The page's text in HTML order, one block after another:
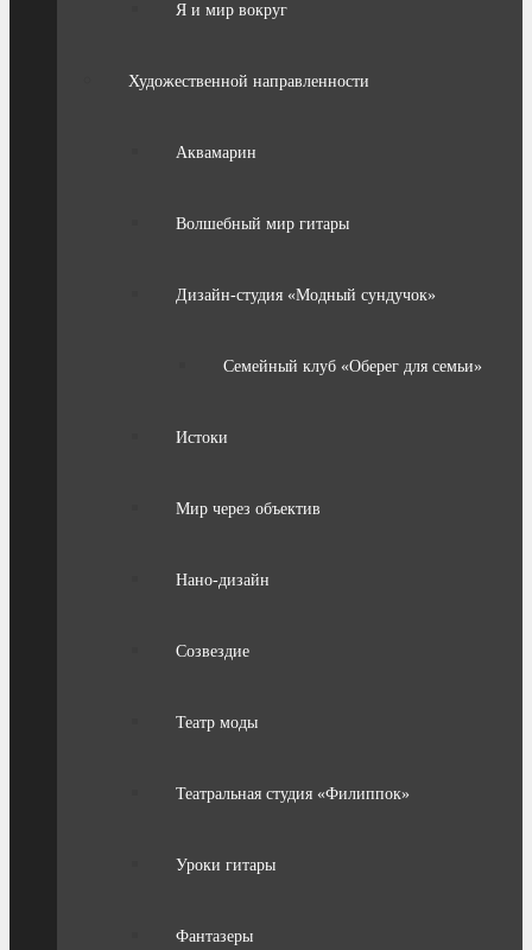
Я и мир вокруг
Художественной направленности
Аквамарин
Волшебный мир гитары
Дизайн-студия «Модный сундучок»
Семейный клуб «Оберег для семьи»
Истоки
Мир через объектив
Нано-дизайн
Созвездие
Театр моды
Театральная студия «Филиппок»
Уроки гитары
Фантазеры